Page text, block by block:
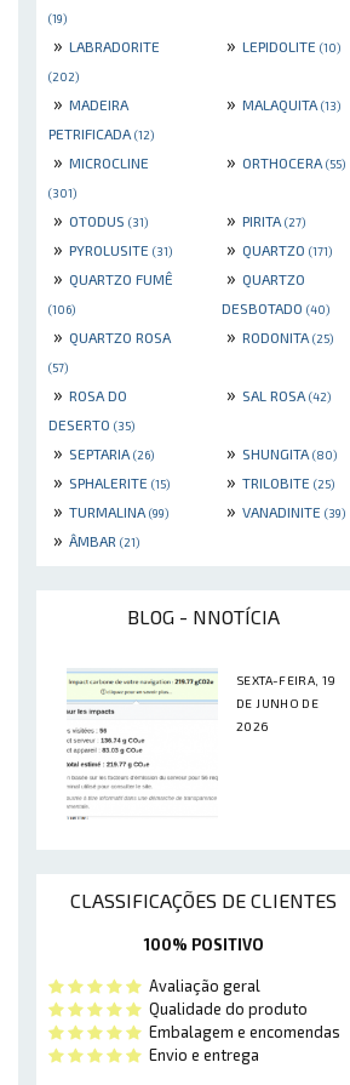
(19)
» LABRADORITE
(202)
» LEPIDOLITE (10)
» MADEIRA
PETRIFICADA (12)
» MALAQUITA (13)
» MICROCLINE
(301)
» ORTHOCERA (55)
» OTODUS (31) » PIRITA (27)
» PYROLUSITE (31) » QUARTZO (171)
» QUARTZO FUMÊ
(106)
» QUARTZO
DESBOTADO (40)
» QUARTZO ROSA
(57)
» RODONITA (25)
» ROSA DO
DESERTO (35)
» SAL ROSA (42)
» SEPTARIA (26) » SHUNGITA (80)
» SPHALERITE (15) » TRILOBITE (25)
» TURMALINA (99) » VANADINITE (39)
» ÂMBAR (21)
BLOG - NNOTÍCIA
SEXTA-FEIRA, 19
DE JUNHO DE
2026
CLASSIFICAÇÕES DE CLIENTES
100% POSITIVO
Avaliação geral
Qualidade do produto
Embalagem e encomendas
Envio e entrega